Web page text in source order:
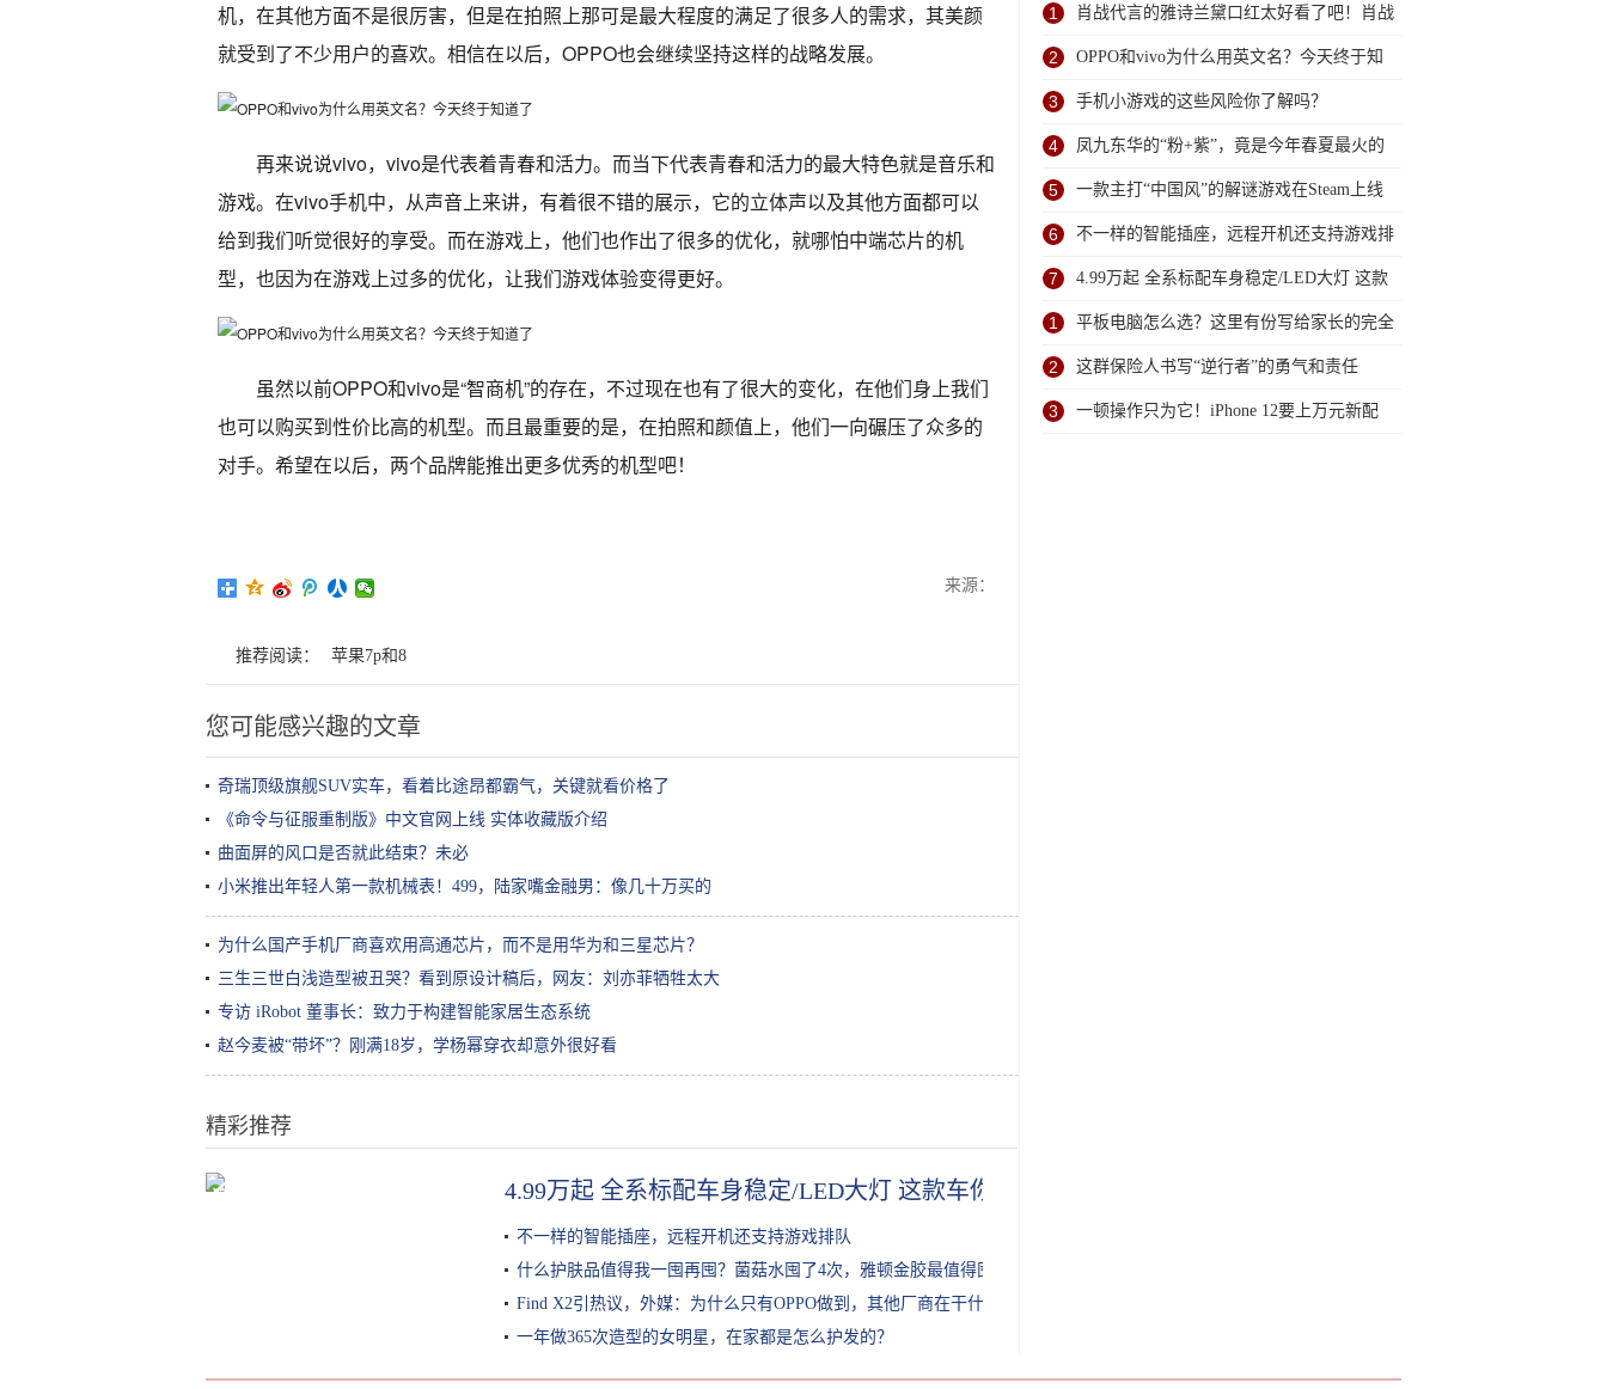
机，在其他方面不是很厉害，但是在拍照上那可是最大程度的满足了很多人的需求，其美颜
就受到了不少用户的喜欢。相信在以后，OPPO也会继续坚持这样的战略发展。
再来说说vivo，vivo是代表着青春和活力。而当下代表青春和活力的最大特色就是音乐和
游戏。在vivo手机中，从声音上来讲，有着很不错的展示，它的立体声以及其他方面都可以
给到我们听觉很好的享受。而在游戏上，他们也作出了很多的优化，就哪怕中端芯片的机
型，也因为在游戏上过多的优化，让我们游戏体验变得更好。
虽然以前OPPO和vivo是“智商机”的存在，不过现在也有了很大的变化，在他们身上我们
也可以购买到性价比高的机型。而且最重要的是，在拍照和颜值上，他们一向碾压了众多的
对手。希望在以后，两个品牌能推出更多优秀的机型吧！
来源：
推荐阅读： 苹果7p和8
您可能感兴趣的文章
奇瑞顶级旗舰SUV实车，看着比途昂都霸气，关键就看价格了
《命令与征服重制版》中文官网上线 实体收藏版介绍
曲面屏的风口是否就此结束？未必
小米推出年轻人第一款机械表！499，陆家嘴金融男：像几十万买的
为什么国产手机厂商喜欢用高通芯片，而不是用华为和三星芯片？
三生三世白浅造型被丑哭？看到原设计稿后，网友：刘亦菲牺牲太大
专访 iRobot 董事长：致力于构建智能家居生态系统
赵今麦被“带坏”？刚满18岁，学杨幂穿衣却意外很好看
精彩推荐
深层除菌杀毒烘干一体，家用八套
4.99万起 全系标配车身稳定/LED大灯 这款车你爱吗？
不一样的智能插座，远程开机还支持游戏排队
什么护肤品值得我一囤再囤？菌菇水囤了4次，雅顿金胶最值得囤
Find X2引热议，外媒：为什么只有OPPO做到，其他厂商在干什么
一年做365次造型的女明星，在家都是怎么护发的？
1 肖战代言的雅诗兰黛口红太好看了吧！肖战
亲选的口红更是不踩雷
2 OPPO和vivo为什么用英文名？今天终于知
道了
3 手机小游戏的这些风险你了解吗？
4 凤九东华的“粉+紫”，竟是今年春夏最火的
配色！这样穿超显白
5 一款主打“中国风”的解谜游戏在Steam上线
了
6 不一样的智能插座，远程开机还支持游戏排
队
7 4.99万起 全系标配车身稳定/LED大灯 这款
车你爱吗？
1 平板电脑怎么选？这里有份写给家长的完全
指南
2 这群保险人书写“逆行者”的勇气和责任
3 一顿操作只为它！iPhone 12要上万元新配